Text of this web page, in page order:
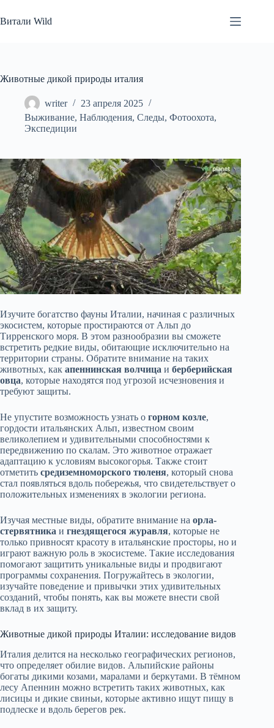
к
сути
Витали Wild
Животные дикой природы италия
writer
23 апреля 2025
Выживание, Наблюдения, Следы, Фотоохота,
Экспедиции
Изучите богатство фауны Италии, начиная с различных
экосистем, которые простираются от Альп до
Тирренского моря. В этом разнообразии вы сможете
встретить редкие виды, обитающие исключительно на
территории страны. Обратите внимание на таких
животных, как апеннинская волчица и берберийская
овца, которые находятся под угрозой исчезновения и
требуют защиты.
Не упустите возможность узнать о горном козле,
гордости итальянских Альп, известном своим
великолепием и удивительными способностями к
передвижению по скалам. Это животное отражает
адаптацию к условиям высокогорья. Также стоит
отметить средиземноморского тюленя, который снова
стал появляться вдоль побережья, что свидетельствует о
положительных изменениях в экологии региона.
Изучая местные виды, обратите внимание на орла-
стервятника и гнездящегося журавля, которые не
только привносят красоту в итальянские просторы, но и
играют важную роль в экосистеме. Такие исследования
помогают защитить уникальные виды и продвигают
программы сохранения. Погружайтесь в экологии,
изучайте поведение и привычки этих удивительных
созданий, чтобы понять, как вы можете внести свой
вклад в их защиту.
Животные дикой природы Италии: исследование видов
Италия делится на несколько географических регионов,
что определяет обилие видов. Альпийские районы
богаты дикими козами, маралами и беркутами. В тёмном
лесу Апеннин можно встретить таких животных, как
лисицы и дикие свиньи, которые активно ищут пищу в
подлеске и вдоль берегов рек.